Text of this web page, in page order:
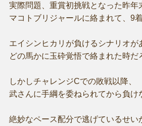
実際問題、重賞初挑戦となった昨年
マコトブリジャールに絡まれて、9
エイシンヒカリが負けるシナリオが
どの馬かに玉砕覚悟で絡まれた時だ
しかしチャレンジCでの敗戦以降、
武さんに手綱を委ねられてから負け
絶妙なペース配分で逃げているせい